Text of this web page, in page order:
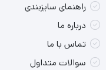
راهنمای سایزبندی
درباره ما
تماس با ما
سوالات متداول